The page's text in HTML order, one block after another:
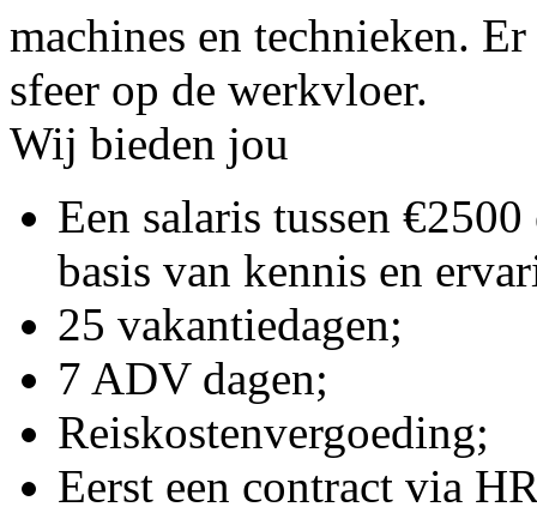
machines en technieken.
sfeer op de werkvloer.
Wij bieden jou
Een salaris tussen
basis van kennis en
25 vakantiedagen;
7 ADV dagen;
Reiskostenvergoeding;
Eerst een contract via